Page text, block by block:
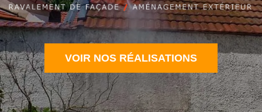
VOIR NOS RÉALISATIONS